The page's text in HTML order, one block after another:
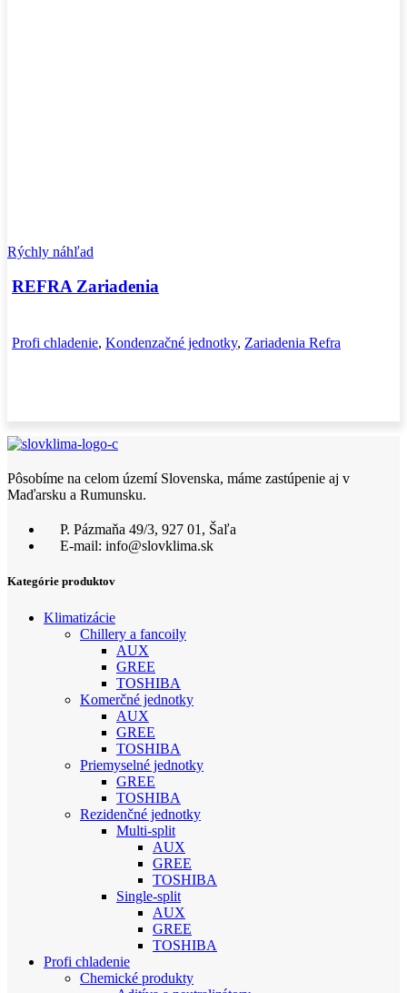
Rýchly náhľad
REFRA Zariadenia
Profi chladenie, Kondenzačné jednotky, Zariadenia Refra
Pôsobíme na celom území Slovenska, máme zastúpenie aj v
Maďarsku a Rumunsku.
P. Pázmaňa 49/3, 927 01, Šaľa
E-mail: info@slovklima.sk
Kategórie produktov
Klimatizácie
Chillery a fancoily
AUX
GREE
TOSHIBA
Komerčné jednotky
AUX
GREE
TOSHIBA
Priemyselné jednotky
GREE
TOSHIBA
Rezidenčné jednotky
Multi-split
AUX
GREE
TOSHIBA
Single-split
AUX
GREE
TOSHIBA
Profi chladenie
Chemické produkty